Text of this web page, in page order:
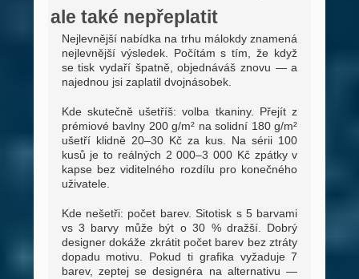
ale také nepřeplatit
Nejlevnější nabídka na trhu málokdy znamená
nejlevnější výsledek. Počítám s tím, že když
se tisk vydaří špatně, objednáváš znovu — a
najednou jsi zaplatil dvojnásobek.
Kde skutečně ušetříš: volba tkaniny. Přejít z
prémiové bavlny 200 g/m² na solidní 180 g/m²
ušetří klidně 20–30 Kč za kus. Na sérii 100
kusů je to reálných 2 000–3 000 Kč zpátky v
kapse bez viditelného rozdílu pro konečného
uživatele.
Kde nešetři: počet barev. Sitotisk s 5 barvami
vs 3 barvy může být o 30 % dražší. Dobrý
designer dokáže zkrátit počet barev bez ztráty
dopadu motivu. Pokud ti grafika vyžaduje 7
barev, zeptej se designéra na alternativu —